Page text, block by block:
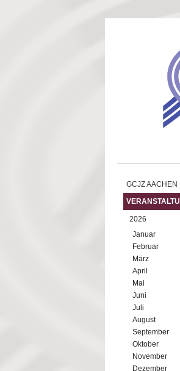
GCJZ AACHEN
2026
Januar
Februar
März
April
Mai
Juni
Juli
August
September
Oktober
November
Dezember